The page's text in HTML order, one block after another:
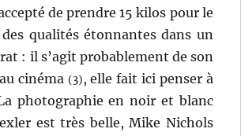
de prendre 15 kilos pour le
qualités étonnantes dans un
: il s’agit probablement de son
cinéma (3), elle fait ici penser à
photographie en noir et blanc
est très belle, Mike Nichols